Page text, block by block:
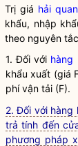
Trị giá hải quan
khẩu, nhập
theo nguyên
1. Đối với hàng
khẩu xuất (giá
phí vận tải (F).
2. Đối với hàng
trả tính đến
phương pháp